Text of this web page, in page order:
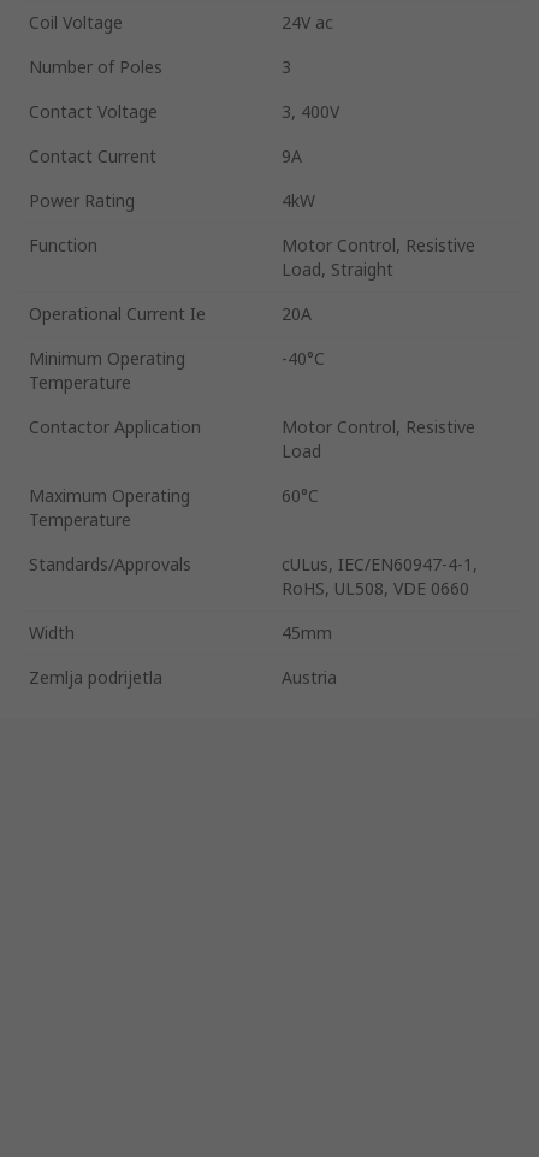
Coil Voltage
24V ac
Number of Poles
3
Contact Voltage
3, 400V
Contact Current
9A
Power Rating
4kW
Function
Motor Control, Resistive
Load, Straight
Operational Current Ie
20A
Minimum Operating
Temperature
-40°C
Contactor Application
Motor Control, Resistive
Load
Maximum Operating
Temperature
60°C
Standards/Approvals
cULus, IEC/EN60947-4-1,
RoHS, UL508, VDE 0660
Width
45mm
Zemlja podrijetla
Austria